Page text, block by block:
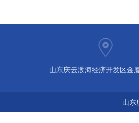
山东庆云渤海经济开发区金
山东